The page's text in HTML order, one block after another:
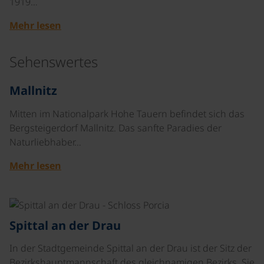
Mehr lesen
Sehenswertes
Mallnitz
Mitten im Nationalpark Hohe Tauern befindet sich das
Bergsteigerdorf Mallnitz. Das sanfte Paradies der
Naturliebhaber…
Mehr lesen
Spittal an der Drau
In der Stadtgemeinde Spittal an der Drau ist der Sitz der